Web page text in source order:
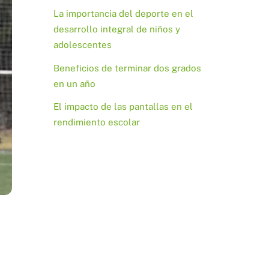
La importancia del deporte en el
desarrollo integral de niños y
adolescentes
Beneficios de terminar dos grados
en un año
El impacto de las pantallas en el
rendimiento escolar